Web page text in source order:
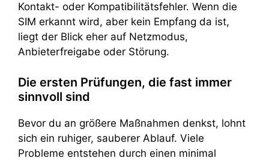
Kontakt- oder Kompatibilitätsfehler. Wenn die
SIM erkannt wird, aber kein Empfang da ist,
liegt der Blick eher auf Netzmodus,
Anbieterfreigabe oder Störung.
Die ersten Prüfungen, die fast immer
sinnvoll sind
Bevor du an größere Maßnahmen denkst, lohnt
sich ein ruhiger, sauberer Ablauf. Viele
Probleme entstehen durch einen minimal